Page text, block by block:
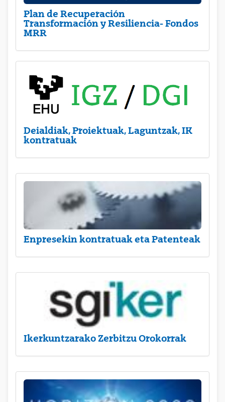
Plan de Recuperación
Transformación y Resiliencia- Fondos
MRR
Deialdiak, Proiektuak, Laguntzak, IK
kontratuak
Enpresekin kontratuak eta Patenteak
Ikerkuntzarako Zerbitzu Orokorrak